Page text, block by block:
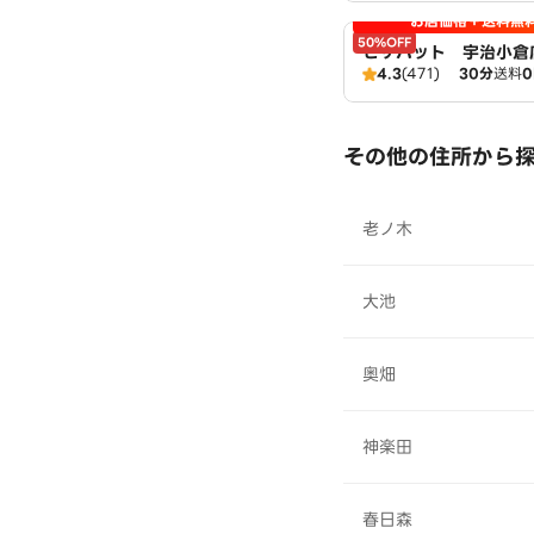
50%OFF
お店価格＋送料無
ピザハット 宇治小
Hut
4.3(471) 30分送料
その他の住所から
老ノ木
大池
奥畑
神楽田
春日森